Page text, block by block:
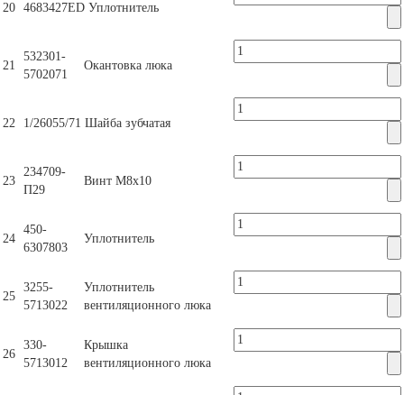
20 4683427ED Уплотнитель
21
532301-
5702071
Окантовка люка
22 1/26055/71 Шайба зубчатая
23
234709-
П29
Винт М8х10
24
450-
6307803
Уплотнитель
25
3255-
5713022
Уплотнитель
вентиляционного люка
26
330-
5713012
Крышка
вентиляционного люка